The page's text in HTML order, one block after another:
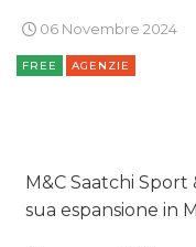
DATI
RICERCHE
NORMATIVE
06 Novembre 2024
FREE AGENZIE
M&C Saatchi
sua espansione in